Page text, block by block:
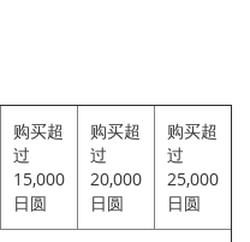
购买超
过
15,000
日圆
购买超
过
20,000
日圆
购买超
过
25,000
日圆